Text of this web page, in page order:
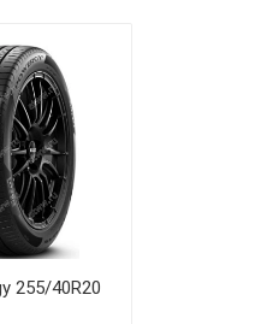
255/40R20